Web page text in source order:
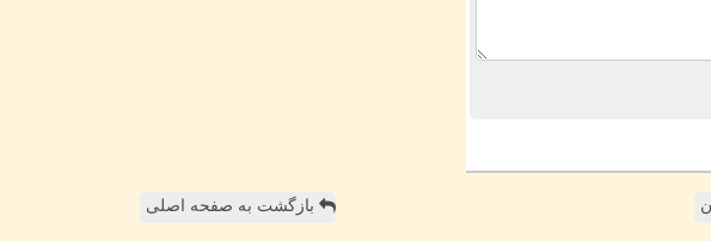
بازگشت به صفحه اصلی